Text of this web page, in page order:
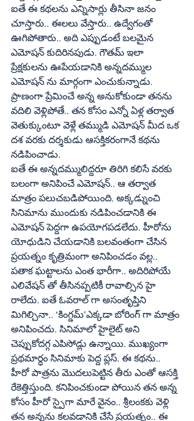
ఐతే ఈ కథలను ఎన్నిసార్లు తీసినా జనం
చూస్తారు.. ఈలలు వేస్తారు.. ఉద్వేగంతో
ఊగిపోతారు.. అది ఎప్పుడంటే బలమైన
ఎమోషన్‌ కుదిరినపుడు. గౌతమ్‌ ఇలా
ప్రేక్షకులను ఊపేయడానికి అన్నదమ్ముల
ఎమోషన్‌ ను మార్గంగా ఎంచుకున్నాడు.
ప్రాణంగా ప్రేమించే అన్న అనుకోకుండా తనను
వదిలి వెళ్లిపోతే.. తన కోసం ఎన్నో ఏళ్ల తర్వాత
వెతుక్కుంటూ వెళ్లే తమ్ముడి ఎమోషన్‌ మీద ఒక
దశ వరకు దర్శకుడు ఆసక్తికరంగానే కథను
నడిపించాడు.
ఐతే ఈ అన్నదమ్ములిద్దరూ తిరిగి కలిసే వరకు
బలంగా అనిపించే ఎమోషన్‌.. ఆ తర్వాత
మాత్రం పలుచబడిపోయింది. అక్కడ్నుంచి
సినిమాను ముందుకు నడిపించడానికి ఈ
ఎమోషన్‌ పెద్దగా ఉపయోగపడలేదు. హీరోను
యోధుడిని చేయడానికి బలవంతంగా చేసిన
ప్రయత్నం కృత్రిమంగా అనిపించడం వల్ల..
పతాక ఘట్టాలను ఎంత భారీగా.. అదిరిపోయే
ఎలివేషన్‌ తో తీసినప్పటికీ రావాల్సిన హై
రాలేదు. ఐతే ఓవరాల్‌ గా అసంతృప్తిని
మిగిల్చినా.. ‘కింగ్డమ్‌’ఎక్కడా బోరింగ్‌ గా మాత్రం
అనిపించదు. సినిమాలో హైలైట్‌ అని
చెప్పుకోదగ్గ ఎపిసోడ్లు ఉన్నాయి. ముఖ్యంగా
ప్రథమార్ధం సినిమాకు పెద్ద ప్లస్‌. ఈ కథను..
హీరో పాత్రను మొదలుపెట్టిన తీరు ఎంతో ఆసక్తి
రేకెత్తిస్తుంది. కనిపించకుండా పోయిన తన అన్న
కోసం హీరో స్పైగా మారే వైనం.. శ్రీలంకకు వెళ్లి
తన అన్నను కలవడానికి చేసే ప్రయత్నం.. ఈ